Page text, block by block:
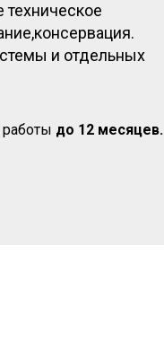
техническое
и отдельных
работы до 12 месяцев.